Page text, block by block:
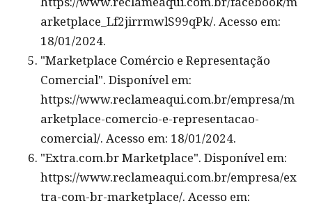
arketplace_Lf2jirrmwlS99qPk/. Acesso em:
18/01/2024.
"Marketplace Comércio e Representação
Comercial". Disponível em:
https://www.reclameaqui.com.br/empresa/m
arketplace-comercio-e-representacao-
comercial/. Acesso em: 18/01/2024.
"Extra.com.br Marketplace". Disponível em:
https://www.reclameaqui.com.br/empresa/ex
tra-com-br-marketplace/. Acesso em: